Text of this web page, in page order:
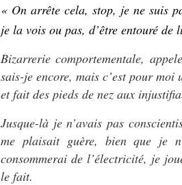
« On arrête cela, stop, je ne suis
je la vois ou pas, d’être entouré de
Bizarrerie comportementale,
sais-je encore, mais c’est pour moi
et fait des pieds de nez aux
Jusque-là je n’avais pas
me plaisait guère, bien que je
consommerai de l’électricité, je
le fait.